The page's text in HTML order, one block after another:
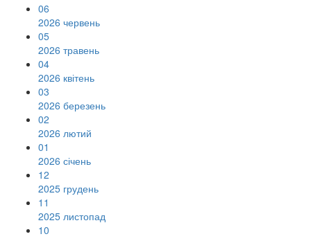
06
2026 червень
05
2026 травень
04
2026 квітень
03
2026 березень
02
2026 лютий
01
2026 січень
12
2025 грудень
11
2025 листопад
10